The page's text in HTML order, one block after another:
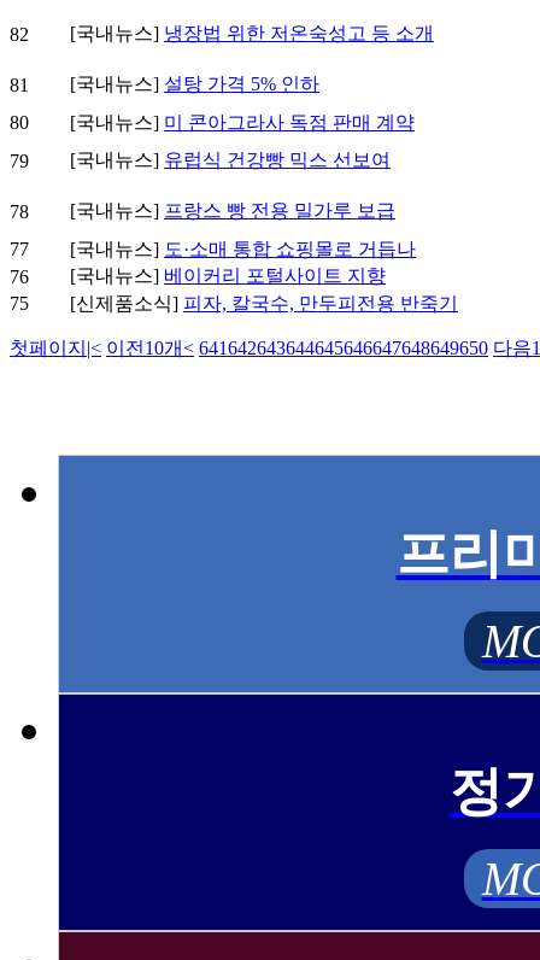
82 [국내뉴스] 냉장법 위한 저온숙성고 등 소개
81 [국내뉴스] 설탕 가격 5% 인하
80
[국내뉴스] 미 콘아그라사 독점 판매 계약
79
[국내뉴스] 유럽식 건강빵 믹스 선보여
78 [국내뉴스] 프랑스 빵 전용 밀가루 보급
77
[국내뉴스] 도·소매 통합 쇼핑몰로 거듭나
76
[국내뉴스] 베이커리 포털사이트 지향
75
[신제품소식] 피자, 칼국수, 만두피전용 반죽기
첫페이지 |< 이전10개< 641642643644645646647648649650 다음
프리
정